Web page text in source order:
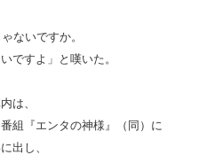
ないですか。
ですよ」と嘆いた。
は、
組『エンタの神様』（同）に
出し、